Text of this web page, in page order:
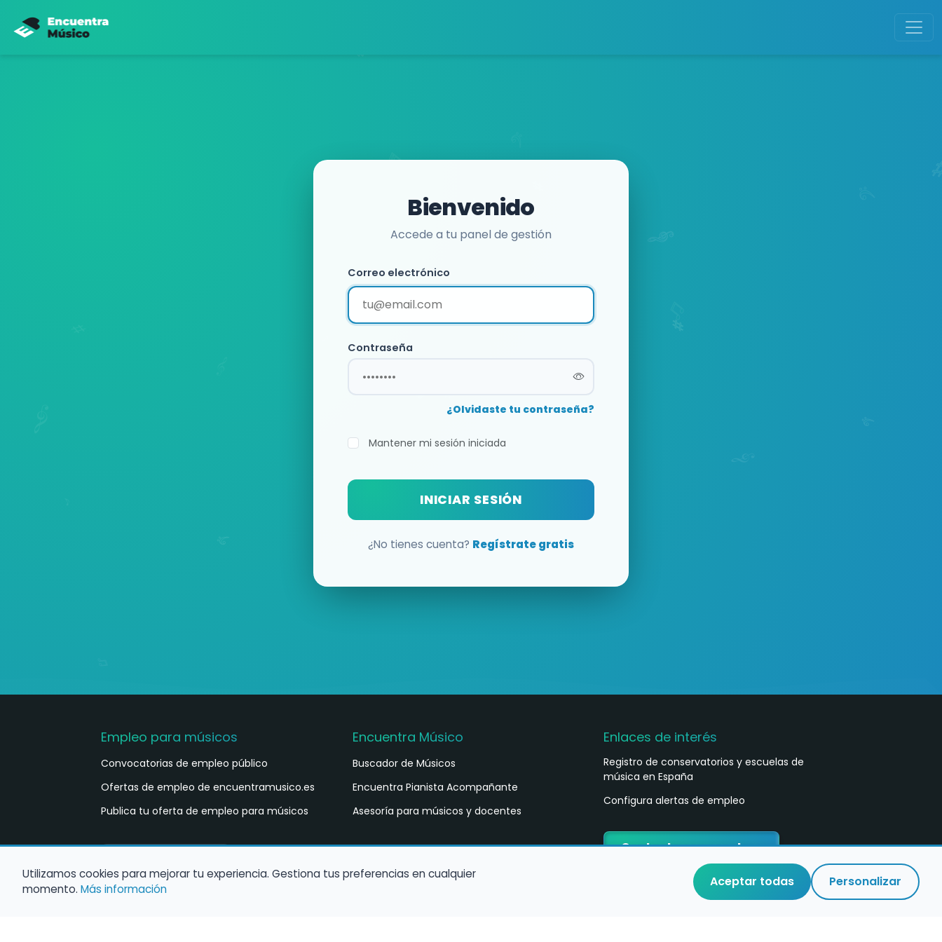
Bienvenido
Accede a tu panel de gestión
Correo electrónico
Contraseña
¿Olvidaste tu contraseña?
Mantener mi sesión iniciada
INICIAR SESIÓN
¿No tienes cuenta? Regístrate gratis
Empleo para músicos
Convocatorias de empleo público
Ofertas de empleo de encuentramusico.es
Publica tu oferta de empleo para músicos
Encuentra Músico
Buscador de Músicos
Encuentra Pianista Acompañante
Asesoría para músicos y docentes
Enlaces de interés
Registro de conservatorios y escuelas de
música en España
Configura alertas de empleo
Contacta con nosotros
Utilizamos cookies para mejorar tu experiencia. Gestiona tus preferencias en cualquier
momento. Más información Aceptar todas Personalizar